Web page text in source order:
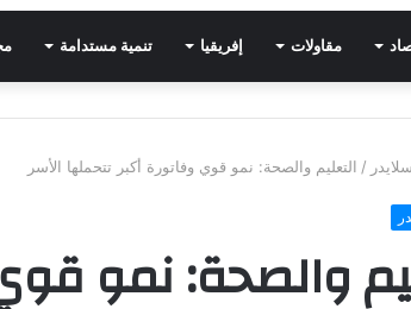
مقاولات إفريقيا تنمية مستدامة
سلايدر / التعليم والصحة: نمو قوي وفاتورة أكبر تتحملها الأسر
والصحة: نمو